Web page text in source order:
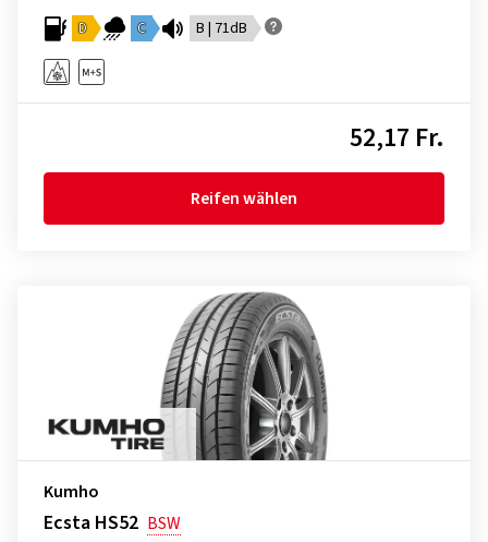
D C B | 71dB
52,17 Fr.
Reifen wählen
Kumho
Ecsta HS52 BSW